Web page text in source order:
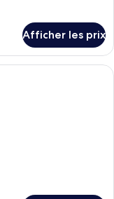
Afficher les prix
d’hôtel dotée d’une